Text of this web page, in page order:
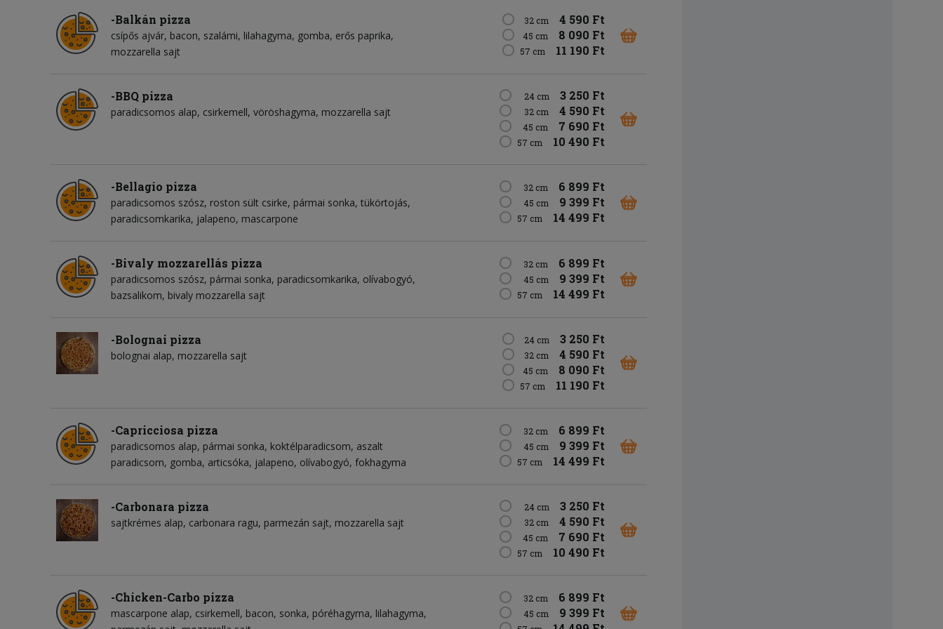
-Balkán pizza
csípős ajvár bacon szalámi lilahagyma gomba erős paprika
mozzarella sajt
32 cm 4 590 Ft
45 cm 8 090 Ft
57 cm 11 190 Ft
-BBQ pizza
paradicsomos alap csirkemell vöröshagyma mozzarella sajt
24 cm 3 250 Ft
32 cm 4 590 Ft
45 cm 7 690 Ft
57 cm 10 490 Ft
-Bellagio pizza
paradicsomos szósz roston sült csirke pármai sonka tükörtojás
paradicsomkarika jalapeno mascarpone
32 cm 6 899 Ft
45 cm 9 399 Ft
57 cm 14 499 Ft
-Bivaly mozzarellás pizza
paradicsomos szósz pármai sonka paradicsomkarika olívabogyó
bazsalikom bivaly mozzarella sajt
32 cm 6 899 Ft
45 cm 9 399 Ft
57 cm 14 499 Ft
-Bolognai pizza
bolognai alap mozzarella sajt
24 cm 3 250 Ft
32 cm 4 590 Ft
45 cm 8 090 Ft
57 cm 11 190 Ft
-Capricciosa pizza
paradicsomos alap pármai sonka koktélparadicsom aszalt
paradicsom gomba articsóka jalapeno olívabogyó fokhagyma
32 cm 6 899 Ft
45 cm 9 399 Ft
57 cm 14 499 Ft
-Carbonara pizza
sajtkrémes alap carbonara ragu parmezán sajt mozzarella sajt
24 cm 3 250 Ft
32 cm 4 590 Ft
45 cm 7 690 Ft
57 cm 10 490 Ft
-Chicken-Carbo pizza
mascarpone alap csirkemell bacon sonka póréhagyma lilahagyma
32 cm 6 899 Ft
45 cm 9 399 Ft